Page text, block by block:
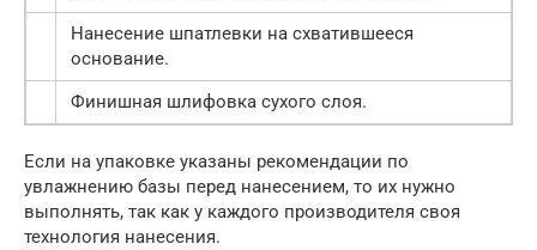
Нанесение шпатлевки на схватившееся
основание.
Финишная шлифовка сухого слоя.
Если на упаковке указаны рекомендации по
увлажнению базы перед нанесением, то их нужно
выполнять, так как у каждого производителя своя
технология нанесения.